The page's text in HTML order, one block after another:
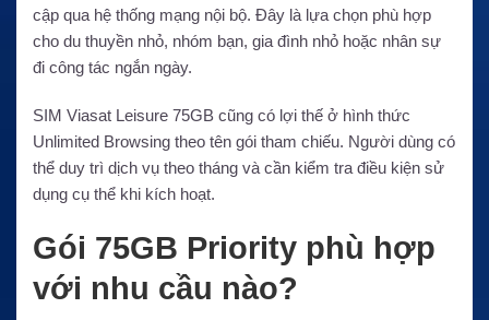
cập qua hệ thống mạng nội bộ. Đây là lựa chọn phù hợp
cho du thuyền nhỏ, nhóm bạn, gia đình nhỏ hoặc nhân sự
đi công tác ngắn ngày.
SIM Viasat Leisure 75GB cũng có lợi thế ở hình thức
Unlimited Browsing theo tên gói tham chiếu. Người dùng có
thể duy trì dịch vụ theo tháng và cần kiểm tra điều kiện sử
dụng cụ thể khi kích hoạt.
Gói 75GB Priority phù hợp
với nhu cầu nào?